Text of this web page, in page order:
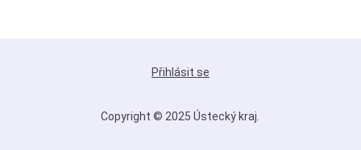
Přihlásit se
Copyright © 2025 Ústecký kraj.